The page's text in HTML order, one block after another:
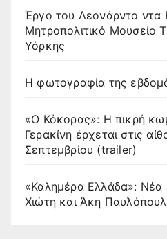
Έργο του Λεονάρντο ντα
Μητροπολιτικό Μουσείο
Υόρκης
Η φωτογραφία της
«Ο Κόκορας»: Η πικρή
Γερακίνη έρχεται στις
Σεπτεμβρίου (trailer)
«Καλημέρα Ελλάδα»: Νέα
Χιώτη και Άκη